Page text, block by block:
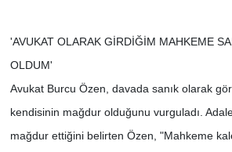
'AVUKAT OLARAK GİRDİĞİM MAHKEME
OLDUM'
Avukat Burcu Özen, davada sanık olarak
kendisinin mağdur olduğunu vurguladı.
mağdur ettiğini belirten Özen, "Mahkeme